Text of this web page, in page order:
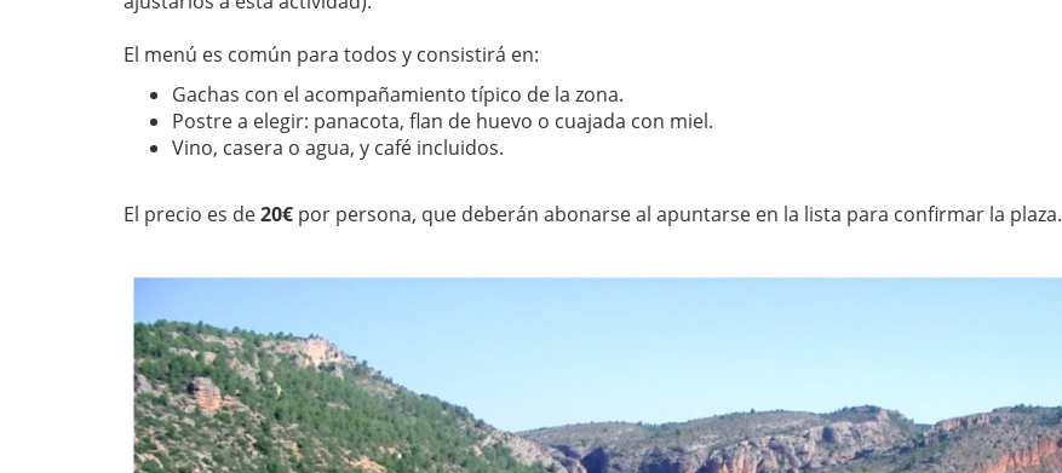
El menú es común para todos y consistirá en:
Gachas con el acompañamiento típico de la zona.
Postre a elegir: panacota, flan de huevo o cuajada con miel.
Vino, casera o agua, y café incluidos.
El precio es de20€ por persona, que deberán abonarse al apuntarse en la lista para confirmar la plaza.